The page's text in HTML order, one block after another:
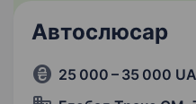
Автослюсар
25 000 – 35 000